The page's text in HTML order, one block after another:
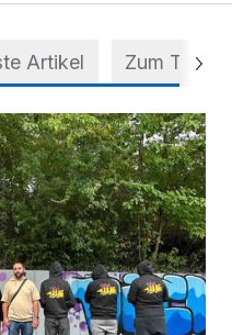
Artikel Zum Thema